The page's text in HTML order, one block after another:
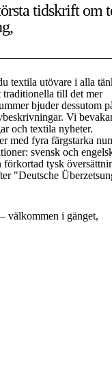
tidskrift om
textila utövare i alla
till det mer
bjuder dessutom
Vi
och textila nyheter.
med fyra färgstarka
svensk och
förkortad tysk
"Deutsche
välkommen i gänget,